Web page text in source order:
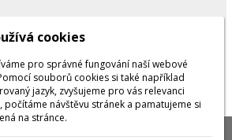
důvěru
cookies
pro správné fungování naší webové
souborů cookies si také například
jazyk, zvyšujeme pro vás relevanci
počítáme návštěvu stránek a pamatujeme si
na stránce.